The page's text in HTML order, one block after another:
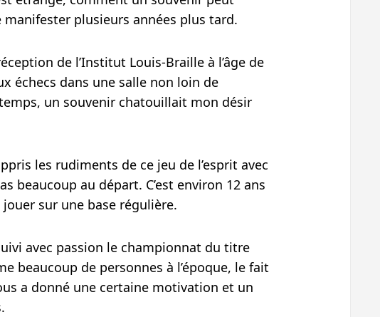
plusieurs années plus tard.
de l’Institut Louis-Braille à l’âge de
échecs dans une salle non loin de
un souvenir chatouillait mon désir
les rudiments de ce jeu de l’esprit avec
beaucoup au départ. C’est environ 12 ans
sur une base régulière.
avec passion le championnat du titre
beaucoup de personnes à l’époque, le fait
a donné une certaine motivation et un